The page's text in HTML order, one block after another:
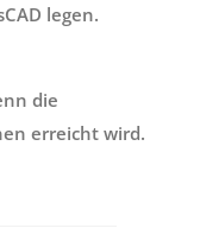
legen.
die
erreicht wird.